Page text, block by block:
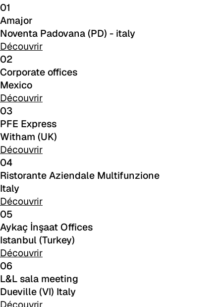
C 40F
C 41F
C 42F
C 43F
C 45F
C 46F
C 47F
C 48F
C 49F
C 50F
C 51F
C 52F
C 53F
Cura (Cat. C - Tissu)
01
Amajor
Noventa Padovana (PD) - italy
Découvrir
02
Corporate offices
Mexico
Découvrir
03
PFE Express
Witham (UK)
Découvrir
04
Ristorante Aziendale Multifunzione
Italy
Découvrir
05
Aykaç İnşaat Offices
Istanbul (Turkey)
Découvrir
06
L&L sala meeting
Dueville (VI) Italy
Découvrir